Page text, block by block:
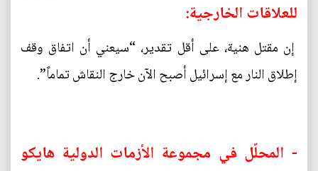
للعلاقات الخارجية:
إن مقتل هنية، على أقل تقدير، “سيعني أن اتفاق وقف
إطلاق النار مع إسرائيل أصبح الآن خارج النقاش تماماً”.
- المحلّل في مجموعة الأزمات الدولية هايكو